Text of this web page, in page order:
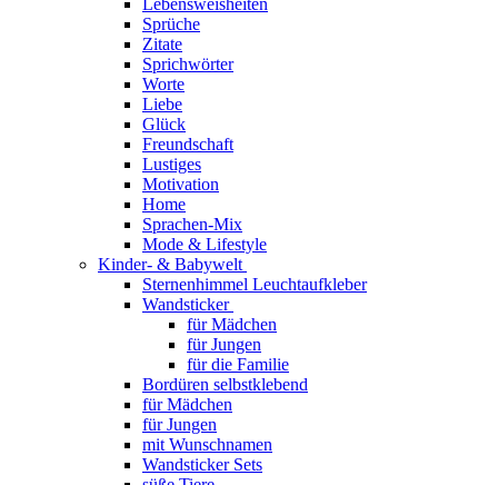
Lebensweisheiten
Sprüche
Zitate
Sprichwörter
Worte
Liebe
Glück
Freundschaft
Lustiges
Motivation
Home
Sprachen-Mix
Mode & Lifestyle
Kinder- & Babywelt
Sternenhimmel Leuchtaufkleber
Wandsticker
für Mädchen
für Jungen
für die Familie
Bordüren selbstklebend
für Mädchen
für Jungen
mit Wunschnamen
Wandsticker Sets